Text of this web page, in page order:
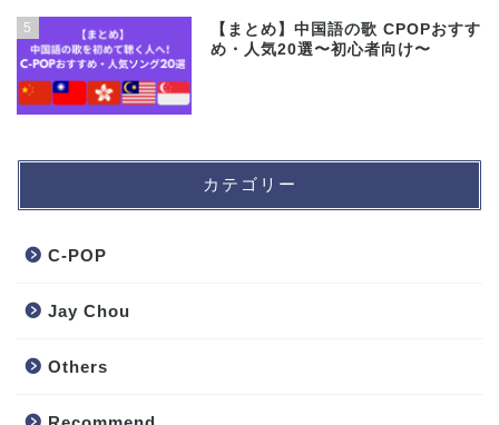
5
【まとめ】中国語の歌 CPOPおすす
め・人気20選〜初心者向け〜
カテゴリー
C-POP
Jay Chou
Others